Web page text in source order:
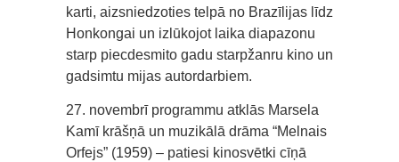
karti, aizsniedzoties telpā no Brazīlijas līdz
Honkongai un izlūkojot laika diapazonu
starp piecdesmito gadu starpžanru kino un
gadsimtu mijas autordarbiem.
27. novembrī programmu atklās Marsela
Kamī krāšņā un muzikālā drāma “Melnais
Orfejs” (1959) – patiesi kinosvētki cīņā